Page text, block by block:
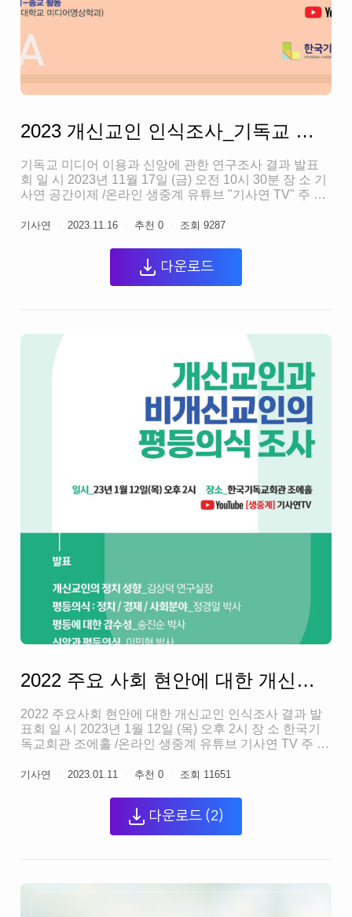
2023 개신교인 인식조사_기독교 미디어 이용과 신앙에 관한 연구조사 결과 발표회
기독교 미디어 이용과 신앙에 관한 연구조사 결과 발표
회 일 시 2023년 11월 17일 (금) 오전 10시 30분 장 소 기
사연 공간이제 /온라인 생중계 유튜브 "기사연 TV" 주 최
용 현황 김상덕 박사(연구책임, 연세대학교 연합신학대
대학교 언론영상학부) 기독교인의 미디어 리터러시 유지
윤 교수(아신대학교 기독교교육과 미디어학과) 기독교인
의 미디어-종교 활동 이성민 교수(한국방송통신대학교
기사연 ㆍ 2023.11.16 ㆍ 추천 0 ㆍ 조회 9287
다운로드
2022 주요 사회 현안에 대한 개신교인 인식조사 통계분석 자료집
2022 주요사회 현안에 대한 개신교인 인식조사 결과 발
표회 일 시 2023년 1월 12일 (목) 오후 2시 장 소 한국기
독교회관 조에홀 /온라인 생중계 유튜브 기사연 TV 주 최
김상덕 연구실장 평등의식: 정치/경제/사회분야 정경일
기사연 ㆍ 2023.01.11 ㆍ 추천 0 ㆍ 조회 11651
다운로드 (2)